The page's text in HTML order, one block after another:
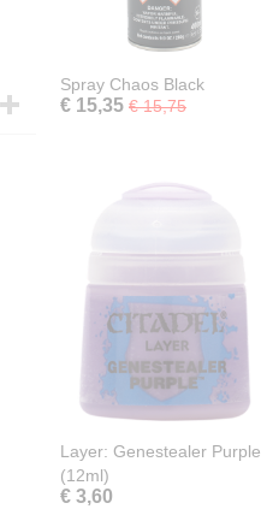
Spray Chaos Black
€ 15,35 € 15,75
Layer: Genestealer Purple
(12ml)
€ 3,60